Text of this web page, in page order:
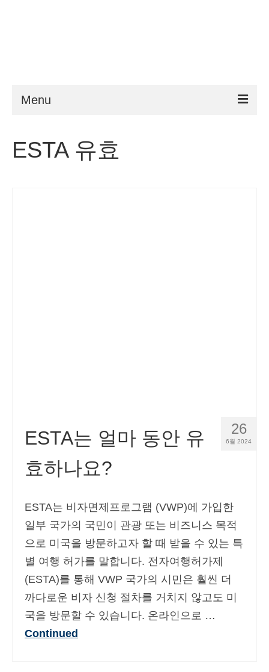
Menu
요구 사항
Nederlands ( 화란어)
Eesti (에스토니아어
Suomi(핀란드어)
Français(불어)
Ελληνικά(그리스어)
עברית( 히브리어)
Magyar
ESTA 유효
26
6월 2024
ESTA는 얼마 동안 유
효하나요?
ESTA는 비자면제프로그램 (VWP)에 가입한
일부 국가의 국민이 관광 또는 비즈니스 목적
으로 미국을 방문하고자 할 때 받을 수 있는 특
별 여행 허가를 말합니다. 전자여행허가제
(ESTA)를 통해 VWP 국가의 시민은 훨씬 더
까다로운 비자 신청 절차를 거치지 않고도 미
국을 방문할 수 있습니다. 온라인으로 …
Continued